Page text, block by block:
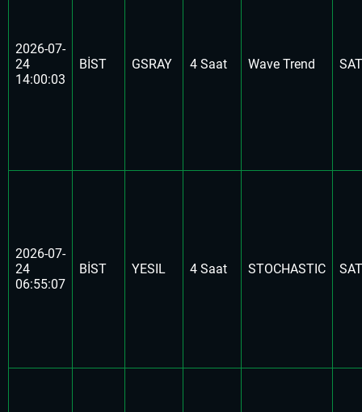
2026-07-
24
14:00:03
BİST GSRAY 4 Saat Wave Trend SAT
2026-07-
24
06:55:07
BİST YESIL 4 Saat STOCHASTIC SAT